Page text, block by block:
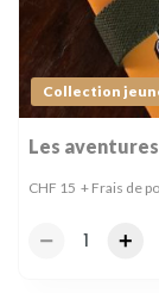
Collection
Les
CHF 15 + Frais de